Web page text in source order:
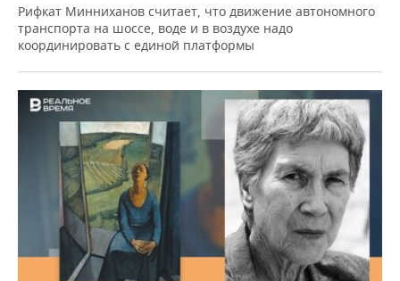
Рифкат Минниханов считает, что движение автономного
транспорта на шоссе, воде и в воздухе надо
координировать с единой платформы